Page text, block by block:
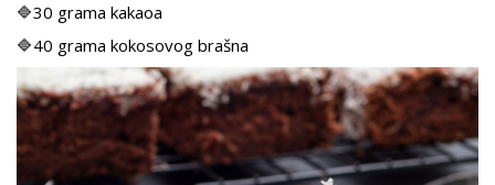
🔷30 grama kakaoa
🔷40 grama kokosovog brašna